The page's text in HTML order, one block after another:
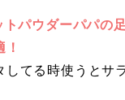
トパウダーパパの
してる時使うとサ